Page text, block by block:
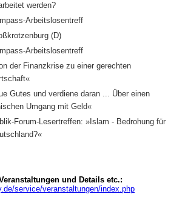
werden?
Arbeitslosentreff
(D)
Arbeitslosentreff
der Finanzkrise zu einer gerechten
Gutes und verdiene daran ... Über einen
Umgang mit Geld«
Forum-Lesertreffen: »Islam - Bedrohung für
und Details etc.:
service/veranstaltungen/index.php